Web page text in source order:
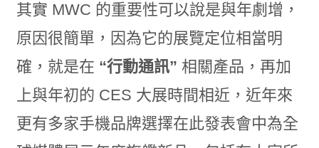
其實 MWC 的重要性可以說是與年劇增，
原因很簡單，因為它的展覽定位相當明
確，就是在 “行動通訊” 相關產品，再加
上與年初的 CES 大展時間相近，近年來
更有多家手機品牌選擇在此發表會中為全